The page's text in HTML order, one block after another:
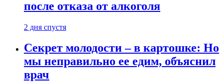
после отказа от алкоголя
2 дня спустя
Секрет молодости – в картошке: Но
мы неправильно ее едим, объяснил
врач